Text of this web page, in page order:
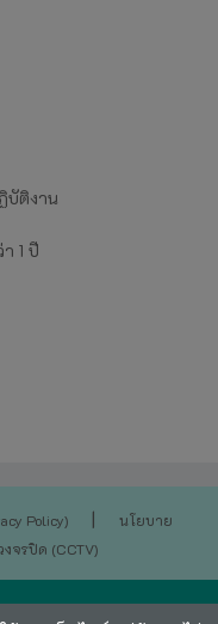
บัติงาน
1 ปี
Policy)|
นโยบาย
จรปิด (CCTV)